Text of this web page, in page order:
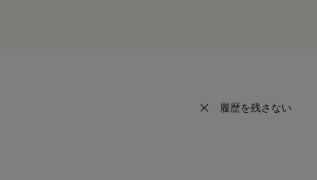
履歴を残さない